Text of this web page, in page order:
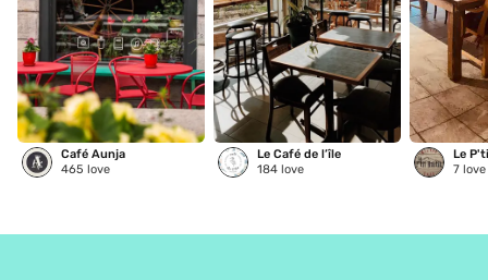
Café Aunja
465 love
Le Café de l’île
184 love
Le
7 love